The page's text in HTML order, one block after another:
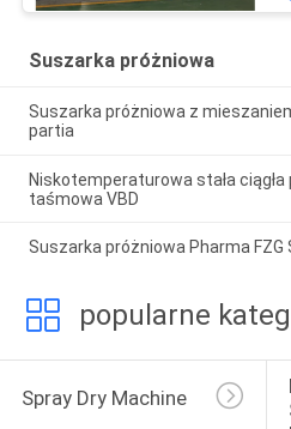
Suszarka próżniowa
Suszarka próżniowa z
partia
Niskotemperaturowa stała
taśmowa VBD
Suszarka próżniowa Pharma FZG
popularne
Spray Dry Machine